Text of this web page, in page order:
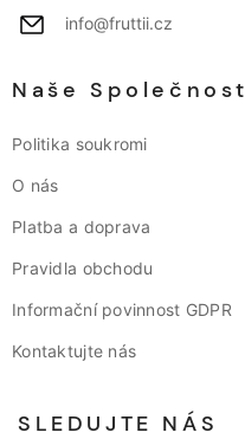
info@fruttii.cz
Naše Společnost
Politika soukromi
O nás
Platba a doprava
Pravidla obchodu
Informační povinnost GDPR
Kontaktujte nás
SLEDUJTE NÁS